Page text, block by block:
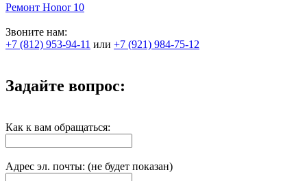
Ремонт Honor 10
Звоните нам:
+7 (812) 953-94-11 или +7 (921) 984-75-12
Задайте вопрос:
Как к вам обращаться:
Адрес эл. почты: (не будет показан)